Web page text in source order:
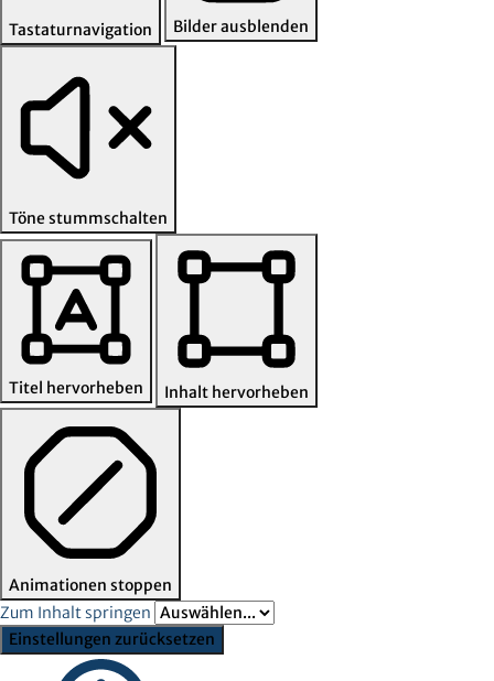
Tastaturnavigation Bilder ausblenden
Töne stummschalten
Titel hervorheben Inhalt hervorheben
Animationen stoppen
Zum Inhalt springen
Einstellungen zurücksetzen